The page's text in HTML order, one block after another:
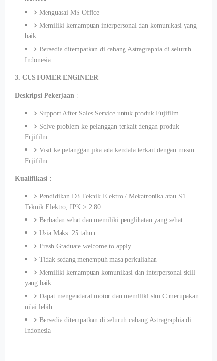
Menguasai MS Office
Memiliki kemampuan interpersonal dan komunikasi yang
baik
Bersedia ditempatkan di cabang Astragraphia di seluruh
Indonesia
3. CUSTOMER ENGINEER
Deskripsi Pekerjaan :
Support After Sales Service untuk produk Fujifilm
Solve problem ke pelanggan terkait dengan produk
Fujifilm
Visit ke pelanggan jika ada kendala terkait dengan mesin
Fujifilm
Kualifikasi :
Pendidikan D3 Teknik Elektro / Mekatronika atau S1
Teknik Elektro, IPK > 2.80
Berbadan sehat dan memiliki penglihatan yang sehat
Usia Maks. 25 tahun
Fresh Graduate welcome to apply
Tidak sedang menempuh masa perkuliahan
Memiliki kemampuan komunikasi dan interpersonal skill
yang baik
Dapat mengendarai motor dan memiliki sim C merupakan
nilai lebih
Bersedia ditempatkan di seluruh cabang Astragraphia di
Indonesia